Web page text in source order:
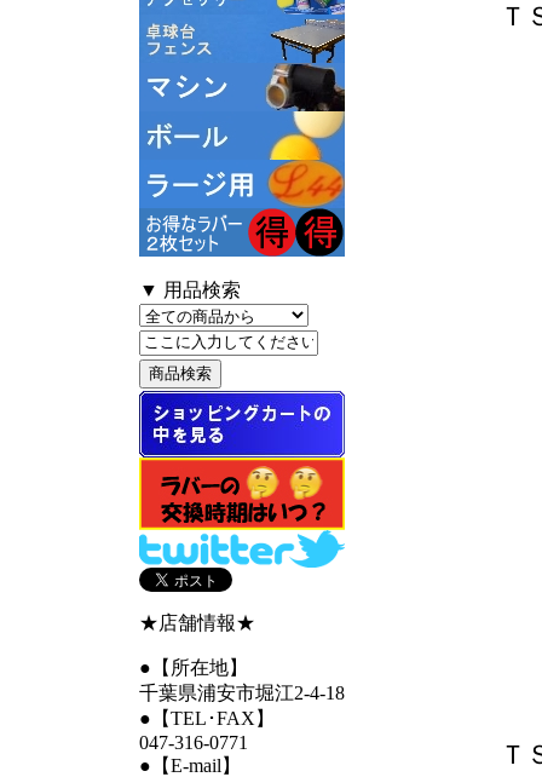
▼ 用品検索
★店舗情報★
●【所在地】
千葉県浦安市堀江2-4-18
●【TEL･FAX】
047-316-0771
●【E-mail】
Ｔ
Ｔ